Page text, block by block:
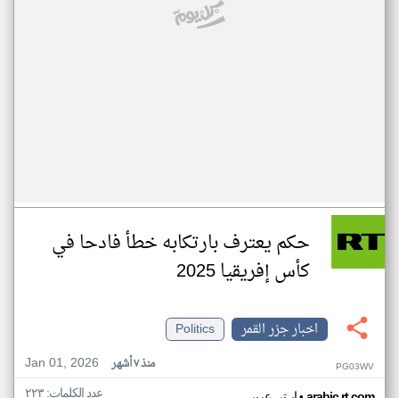
حكم يعترف بارتكابه خطأ فادحا في
كأس إفريقيا 2025
اخبار جزر القمر
Politics
Jan 01, 2026
منذ ٧ أشهر PG03WV
عدد الكلمات: ٢٢٣